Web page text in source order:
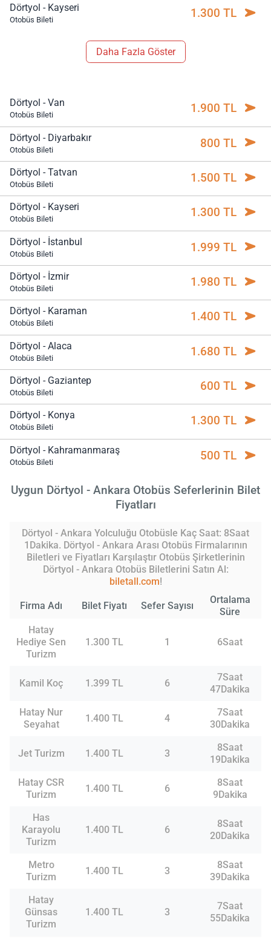
Dörtyol - Kayseri
Otobüs Bileti 1.300 TL
Daha Fazla Göster
Dörtyol - Van
Otobüs Bileti 1.900 TL
Dörtyol - Diyarbakır
Otobüs Bileti 800 TL
Dörtyol - Tatvan
Otobüs Bileti 1.500 TL
Dörtyol - Kayseri
Otobüs Bileti 1.300 TL
Dörtyol - İstanbul
Otobüs Bileti 1.999 TL
Dörtyol - İzmir
Otobüs Bileti 1.980 TL
Dörtyol - Karaman
Otobüs Bileti 1.400 TL
Dörtyol - Alaca
Otobüs Bileti 1.680 TL
Dörtyol - Gaziantep
Otobüs Bileti 600 TL
Dörtyol - Konya
Otobüs Bileti 1.300 TL
Dörtyol - Kahramanmaraş
Otobüs Bileti 500 TL
Uygun Dörtyol - Ankara Otobüs Seferlerinin Bilet
Fiyatları
Dörtyol - Ankara Yolculuğu Otobüsle Kaç Saat: 8Saat
1Dakika. Dörtyol - Ankara Arası Otobüs Firmalarının
Biletleri ve Fiyatları Karşılaştır Otobüs Şirketlerinin
Dörtyol - Ankara Otobüs Biletlerini Satın Al:
biletall.com!
Firma Adı Bilet Fiyatı Sefer Sayısı
Ortalama
Süre
Hatay
Hediye Sen
Turizm
1.300 TL 1 6Saat
Kamil Koç 1.399 TL 6
7Saat
47Dakika
Hatay Nur
Seyahat
1.400 TL 4
7Saat
30Dakika
Jet Turizm 1.400 TL 3
8Saat
19Dakika
Hatay CSR
Turizm
1.400 TL 6
8Saat
9Dakika
Has
Karayolu
Turizm
1.400 TL 6
8Saat
20Dakika
Metro
Turizm
1.400 TL 3
8Saat
39Dakika
Hatay
Günsas
Turizm
1.400 TL 3
7Saat
55Dakika